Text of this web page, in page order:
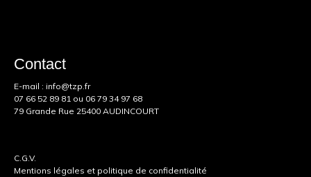
Contact
E-mail : info@tzp.fr
07 66 52 89 81 ou 06 79 34 97 68
79 Grande Rue 25400 AUDINCOURT
C.G.V.
Mentions légales et politique de confidentialité